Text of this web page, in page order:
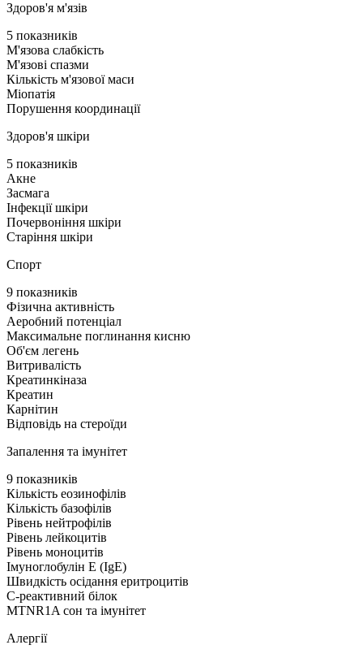
Здоров'я м'язів
5 показників
М'язова слабкість
М'язові спазми
Кількість м'язової маси
Міопатія
Порушення координації
Здоров'я шкіри
5 показників
Акне
Засмага
Інфекції шкіри
Почервоніння шкіри
Старіння шкіри
Спорт
9 показників
Фізична активність
Аеробний потенціал
Максимальне поглинання кисню
Об'єм легень
Витривалість
Креатинкіназа
Креатин
Карнітин
Відповідь на стероїди
Запалення та імунітет
9 показників
Кількість еозинофілів
Кількість базофілів
Рівень нейтрофілів
Рівень лейкоцитів
Рівень моноцитів
Імуноглобулін Е (IgE)
Швидкість осідання еритроцитів
С-реактивний білок
MTNR1A сон та імунітет
Алергії